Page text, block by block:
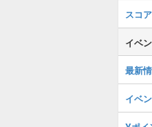
スコ
イベ
最新
イベ